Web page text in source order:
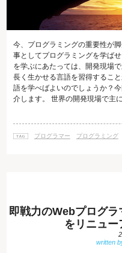
今、プログラミングの重要性が
事としてプログラミングを学ば
を学ぶにあたっては、開発現場
長く生かせる言語を習得するこ
語を学べばよいのでしょうか？
介します。 世界の開発現場で主
がビジネスに不可欠となった現
現在705種類もあるとされ、スキ
プログラマー プログラミング
即戦力のWebプログラ
をリニュー